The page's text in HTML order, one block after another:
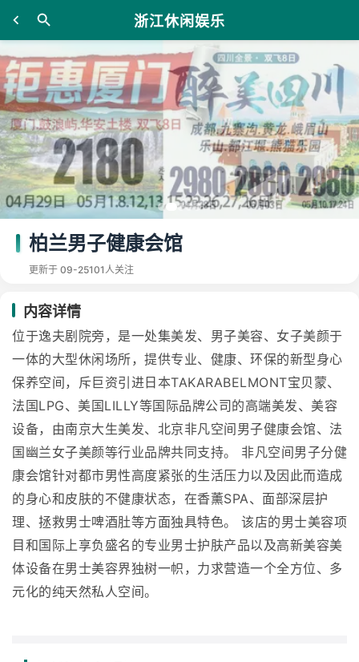
浙江休闲娱乐
柏兰男子健康会馆
更新于 09-25101人关注
内容详情
位于逸夫剧院旁，是一处集美发、男子美容、女子美颜于
一体的大型休闲场所，提供专业、健康、环保的新型身心
保养空间，斥巨资引进日本TAKARABELMONT宝贝蒙、
法国LPG、美国LILLY等国际品牌公司的高端美发、美容
设备，由南京大生美发、北京非凡空间男子健康会馆、法
国幽兰女子美颜等行业品牌共同支持。 非凡空间男子分健
康会馆针对都市男性高度紧张的生活压力以及因此而造成
的身心和皮肤的不健康状态，在香薰SPA、面部深层护
理、拯救男士啤酒肚等方面独具特色。 该店的男士美容项
目和国际上享负盛名的专业男士护肤产品以及高新美容美
体设备在男士美容界独树一帜，力求营造一个全方位、多
元化的纯天然私人空间。